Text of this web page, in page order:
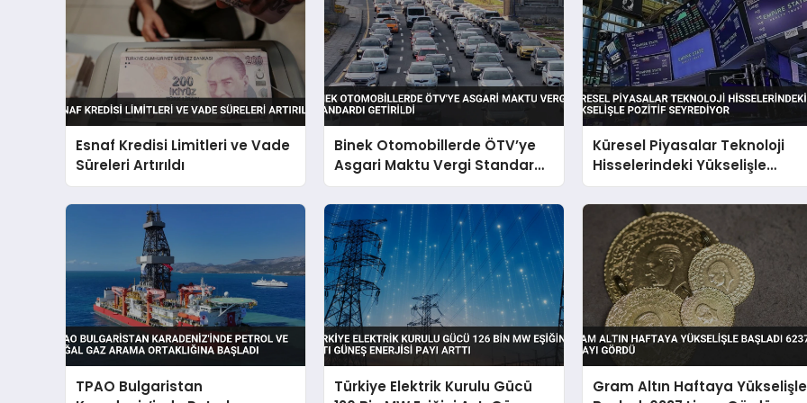
Esnaf Kredisi Limitleri ve Vade
Süreleri Artırıldı
Binek Otomobillerde ÖTV’ye
Asgari Maktu Vergi Standardı
Getirildi
Küresel Piyasalar Teknoloji
Hisselerindeki Yükselişle
Pozitif Seyrediyor
TPAO Bulgaristan
Türkiye Elektrik Kurulu Gücü
Gram Altın Haftaya Yükselişle